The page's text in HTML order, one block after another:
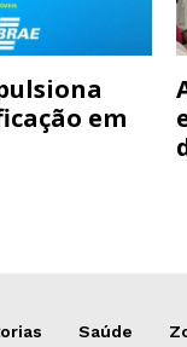
em
Saúde